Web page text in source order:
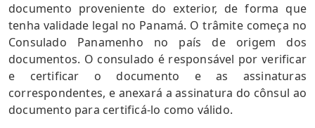
documento proveniente do exterior, de forma que
tenha validade legal no Panamá. O trâmite começa no
Consulado Panamenho no país de origem dos
documentos. O consulado é responsável por verificar
e certificar o documento e as assinaturas
correspondentes, e anexará a assinatura do cônsul ao
documento para certificá-lo como válido.